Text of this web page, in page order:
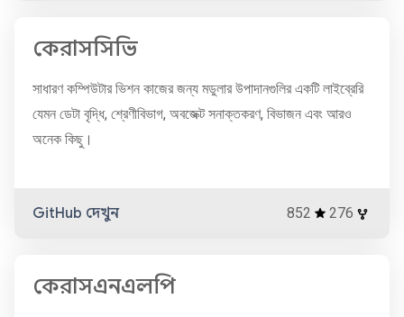
কেরাসসিভি
সাধারণ কম্পিউটার ভিশন কাজের জন্য মডুলার উপাদানগুলির একটি লাইব্রেরি
যেমন ডেটা বৃদ্ধি, শ্রেণীবিভাগ, অবজেক্ট সনাক্তকরণ, বিভাজন এবং আরও
অনেক কিছু।
GitHub দেখুন 852 276
কেরাসএনএলপি